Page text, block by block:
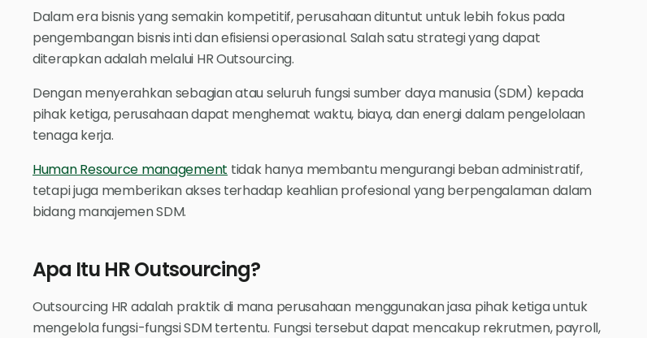
Dalam era bisnis yang semakin kompetitif, perusahaan dituntut untuk lebih fokus pada
pengembangan bisnis inti dan efisiensi operasional. Salah satu strategi yang dapat
diterapkan adalah melalui HR Outsourcing.
Dengan menyerahkan sebagian atau seluruh fungsi sumber daya manusia (SDM) kepada
pihak ketiga, perusahaan dapat menghemat waktu, biaya, dan energi dalam pengelolaan
tenaga kerja.
Human Resource management tidak hanya membantu mengurangi beban administratif,
tetapi juga memberikan akses terhadap keahlian profesional yang berpengalaman dalam
bidang manajemen SDM.
Apa Itu HR Outsourcing?
Outsourcing HR adalah praktik di mana perusahaan menggunakan jasa pihak ketiga untuk
mengelola fungsi-fungsi SDM tertentu. Fungsi tersebut dapat mencakup rekrutmen, payroll,